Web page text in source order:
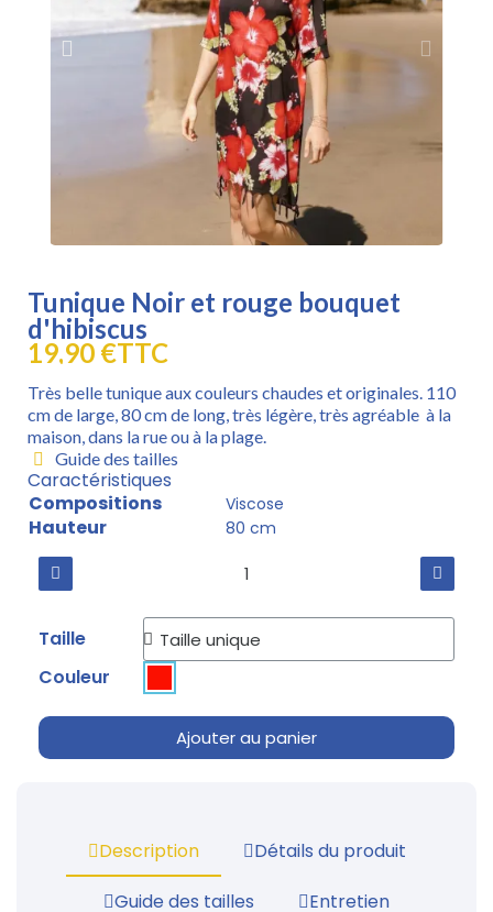
Tunique Noir et rouge bouquet
d'hibiscus
19,90 €TTC
Très belle tunique aux couleurs chaudes et originales. 110
cm de large, 80 cm de long, très légère, très agréable à la
maison, dans la rue ou à la plage.
Guide des tailles
Caractéristiques
Compositions
Viscose
Hauteur 80 cm
Taille
Couleur
Ajouter au panier
Description
Détails du produit
Guide des tailles
Entretien